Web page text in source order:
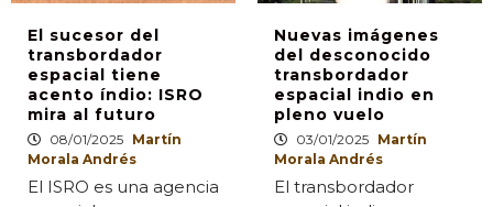
El sucesor del
transbordador
espacial tiene
acento índio: ISRO
mira al futuro
08/01/2025 Martín
Morala Andrés
El ISRO es una agencia
Nuevas imágenes
del desconocido
transbordador
espacial indio en
pleno vuelo
03/01/2025 Martín
Morala Andrés
El transbordador